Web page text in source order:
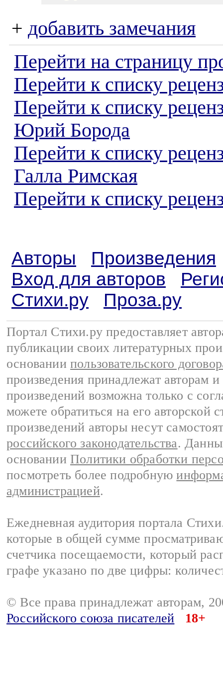
+ добавить замечания
Перейти на страницу
Перейти к списку
Перейти к списку
Юрий Борода
Перейти к списку
Галла Римская
Перейти к списку
Авторы
Произведения
Вход для авторов
Стихи.ру
Проза.ру
Портал Стихи.ру предоставляет
публикации своих литературных
основании пользовательского
произведения принадлежат авторам
произведений возможна только с
можете обратиться на его авторской
произведений авторы несут
российского законодательства.
основании Политики обработки
посмотреть более подробную
администрацией.
Ежедневная аудитория портала
которые в общей сумме
счетчика посещаемости, который
графе указано по две цифры:
© Все права принадлежат авторам,
Российского союза писателей
18+